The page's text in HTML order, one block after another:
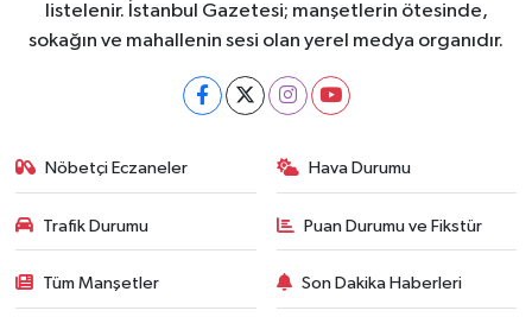
listelenir. İstanbul Gazetesi; manşetlerin ötesinde,
sokağın ve mahallenin sesi olan yerel medya organıdır.
Nöbetçi Eczaneler Hava Durumu
Trafik Durumu Puan Durumu ve Fikstür
Tüm Manşetler Son Dakika Haberleri